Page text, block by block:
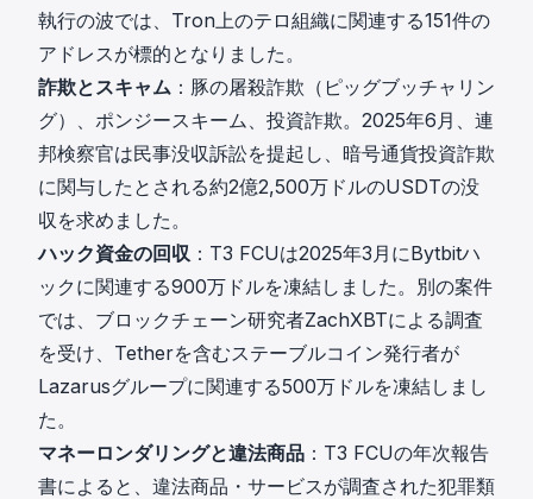
執行の波では、Tron上のテロ組織に関連する151件の
アドレスが標的となりました。
詐欺とスキャム ：豚の屠殺詐欺（ピッグブッチャリン
グ）、ポンジースキーム、投資詐欺。2025年6月、 連
邦検察官は民事没収訴訟を提起し 、暗号通貨投資詐欺
に関与したとされる約2億2,500万ドルのUSDTの没
収を求めました。
ハック資金の回収 ：T3 FCUは2025年3月にBytbitハ
ックに関連する900万ドルを凍結しました。別の案件
では、ブロックチェーン研究者ZachXBTによる調査
を受け、 Tetherを含むステーブルコイン発行者が
Lazarusグループに関連する500万ドルを凍結しまし
た。
マネーロンダリングと違法商品 ： T3 FCUの年次報告
書によると、違法商品・サービスが調査された犯罪類